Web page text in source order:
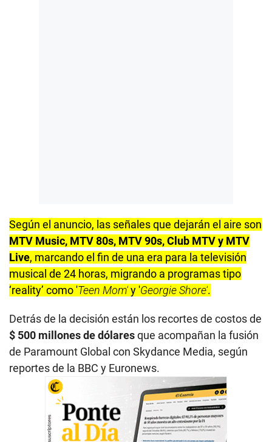
Según el anuncio, las señales que dejarán el aire son
MTV Music, MTV 80s, MTV 90s, Club MTV y MTV
Live, marcando el fin de una era para la televisión
musical de 24 horas, migrando a programas tipo
‘reality’ como 'Teen Mom’y 'Georgie Shore’.
Detrás de la decisión están los recortes de costos de
$ 500 millones de dólaresque acompañan la fusión
de Paramount Global con Skydance Media, según
reportes de la BBC y Euronews.